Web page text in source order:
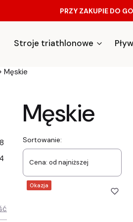
PRZY ZAKUPIE DO
Stroje triathlonowe
Męskie
4
Męskie
Lista
Sortowanie:
Cena: od najniższej
Okazja